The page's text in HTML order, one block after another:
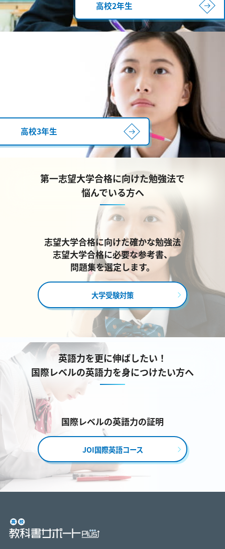
高校2年生
高校3年生
第一志望大学合格に向けた勉強法で
悩んでいる方へ
志望大学合格に向けた確かな勉強法
志望大学合格に必要な参考書、
問題集を選定します。
大学受験対策
英語力を更に伸ばしたい！
国際レベルの英語力を身につけたい方へ
国際レベルの英語力の証明
JOI国際英語コース